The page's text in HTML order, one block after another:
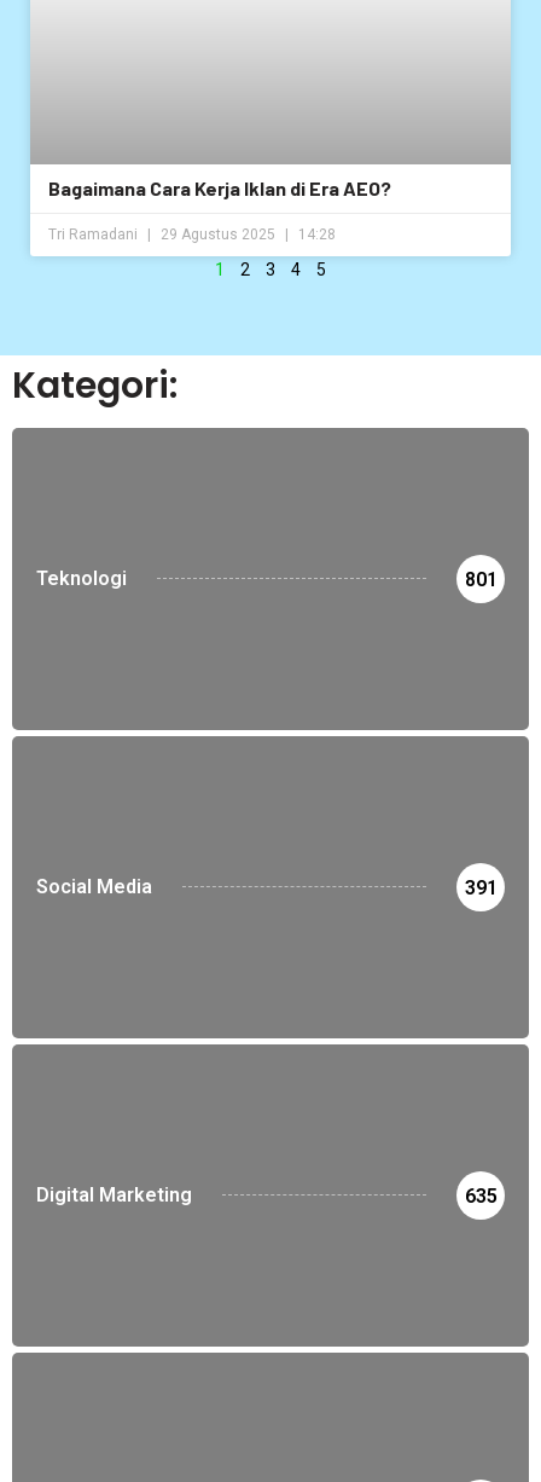
Bagaimana Cara Kerja Iklan di Era AEO?
Tri Ramadani 29 Agustus 2025 14:28
1 2 3 4 5
Kategori:
Teknologi 801
Social Media 391
Digital Marketing 635